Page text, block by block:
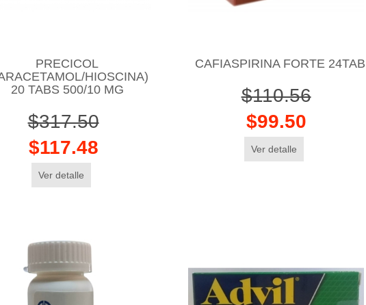
PRECICOL
HIOSCINA)
20 TABS 500/10 MG
$317.50
$117.48
Ver detalle
CAFIASPIRINA FORTE 24TAB
$110.56
$99.50
Ver detalle